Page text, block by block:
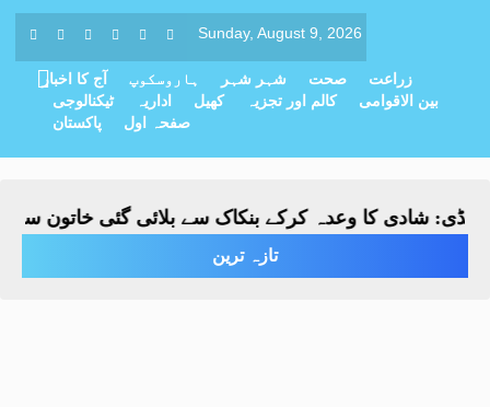
Sunday, August 9, 2026
آج کا اخبار ہاروسکوپ شہر شہر صحت
زراعت
ٹیکنالوجی
اداریہ کھیل کالم اور تجزیہ
بین الاقوامی
پاکستان
صفحہ اول
شادی کا وعدہ کرکے بنکاک سے بلائی گئی خاتون سے
تازہ ترین